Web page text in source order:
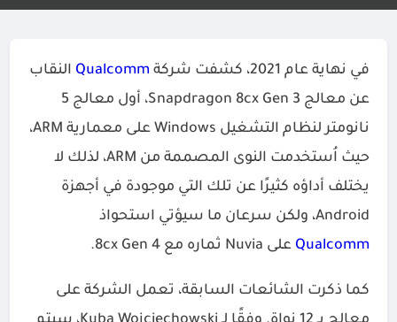
في نهاية عام 2021، كشفت شركة Qualcomm النقاب
عن معالج Snapdragon 8cx Gen 3، أول معالج 5
نانومتر لنظام التشغيل Windows على معمارية ARM،
حيث اُستخدمت النوى المصممة من ARM، لذلك لا
يختلف أداؤه كثيرًا عن تلك التي موجودة في أجهزة
Android، ولكن سرعان ما سيؤتي استحواذ
Qualcomm على Nuvia ثماره مع 8cx Gen 4.
كما ذكرت الشائعات السابقة، تعمل الشركة على